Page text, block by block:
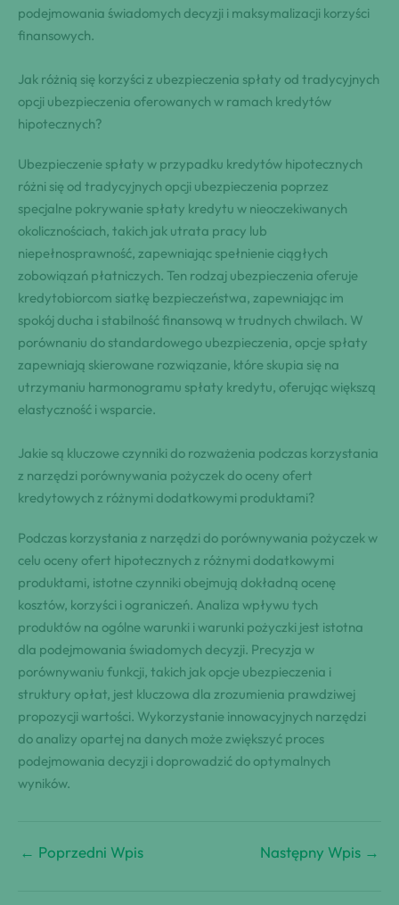
podejmowania świadomych decyzji i maksymalizacji korzyści
finansowych.
Jak różnią się korzyści z ubezpieczenia spłaty od tradycyjnych
opcji ubezpieczenia oferowanych w ramach kredytów
hipotecznych?
Ubezpieczenie spłaty w przypadku kredytów hipotecznych
różni się od tradycyjnych opcji ubezpieczenia poprzez
specjalne pokrywanie spłaty kredytu w nieoczekiwanych
okolicznościach, takich jak utrata pracy lub
niepełnosprawność, zapewniając spełnienie ciągłych
zobowiązań płatniczych. Ten rodzaj ubezpieczenia oferuje
kredytobiorcom siatkę bezpieczeństwa, zapewniając im
spokój ducha i stabilność finansową w trudnych chwilach. W
porównaniu do standardowego ubezpieczenia, opcje spłaty
zapewniają skierowane rozwiązanie, które skupia się na
utrzymaniu harmonogramu spłaty kredytu, oferując większą
elastyczność i wsparcie.
Jakie są kluczowe czynniki do rozważenia podczas korzystania
z narzędzi porównywania pożyczek do oceny ofert
kredytowych z różnymi dodatkowymi produktami?
Podczas korzystania z narzędzi do porównywania pożyczek w
celu oceny ofert hipotecznych z różnymi dodatkowymi
produktami, istotne czynniki obejmują dokładną ocenę
kosztów, korzyści i ograniczeń. Analiza wpływu tych
produktów na ogólne warunki i warunki pożyczki jest istotna
dla podejmowania świadomych decyzji. Precyzja w
porównywaniu funkcji, takich jak opcje ubezpieczenia i
struktury opłat, jest kluczowa dla zrozumienia prawdziwej
propozycji wartości. Wykorzystanie innowacyjnych narzędzi
do analizy opartej na danych może zwiększyć proces
podejmowania decyzji i doprowadzić do optymalnych
wyników.
← Poprzedni Wpis Następny Wpis →